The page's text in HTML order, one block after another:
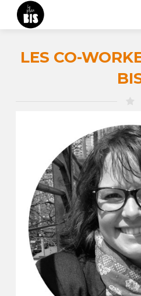
QUI SOMMES-NOUS ?
LES COWORKERS
CONTACT
LES CO-